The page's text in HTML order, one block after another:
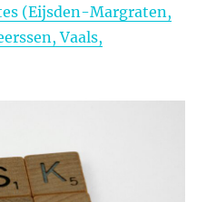
(Eijsden-Margraten,
Vaals,